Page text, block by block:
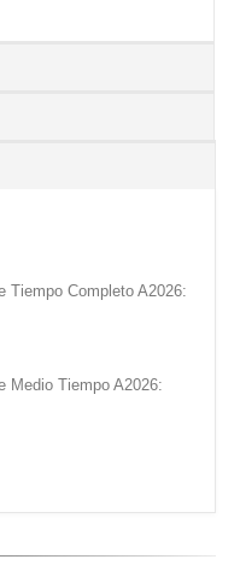
Tiempo Completo A2026:
Medio Tiempo A2026: